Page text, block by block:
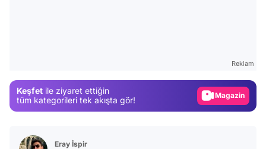
Reklam
Keşfet ile ziyaret ettiğin
tüm kategorileri tek akışta gör!
Magazin
Eray İspir